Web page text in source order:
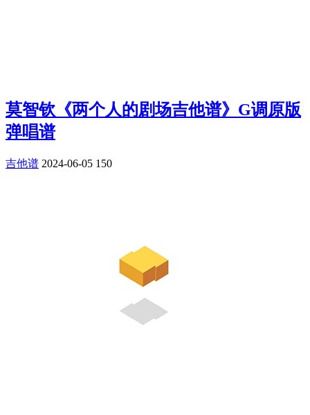
莫智钦《两个人的剧场吉他谱》G调原版
弹唱谱
吉他谱 2024-06-05 150